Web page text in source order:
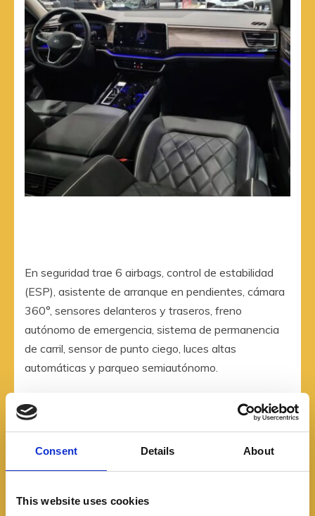
Consent Details About
This website uses cookies
En seguridad trae 6 airbags, control de estabilidad
(ESP), asistente de arranque en pendientes, cámara
360°, sensores delanteros y traseros, freno
autónomo de emergencia, sistema de permanencia
de carril, sensor de punto ciego, luces altas
automáticas y parqueo semiautónomo.